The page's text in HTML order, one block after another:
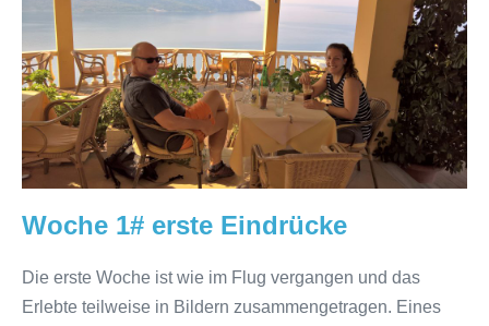
erste
Eindrücke
Woche 1# erste Eindrücke
Die erste Woche ist wie im Flug vergangen und das
Erlebte teilweise in Bildern zusammengetragen. Eines